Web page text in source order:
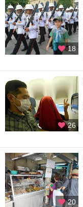
18
26
20